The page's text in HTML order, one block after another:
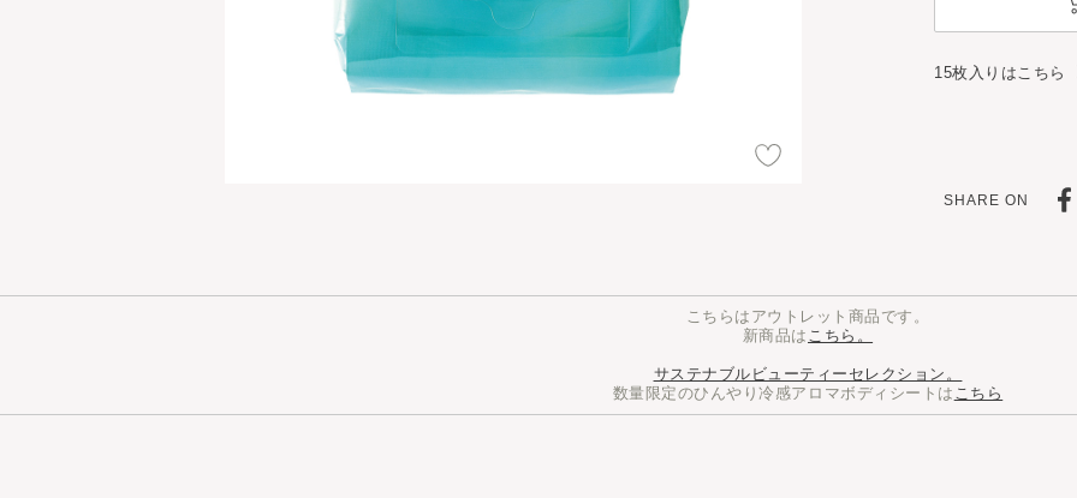
こちらはアウトレット商品です。
新商品は こちら。
サステナブルビューティーセレクション。
数量限定のひんやり冷感アロマボディシートは こちら
15枚入りはこちら
SHARE ON